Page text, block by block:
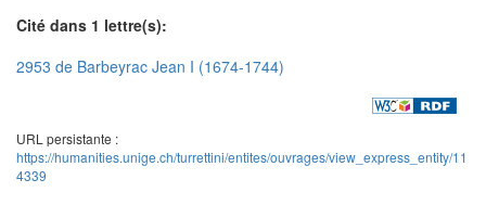
Cité dans 1 lettre(s):
2953 de Barbeyrac Jean I (1674-1744)
URL persistante :
https://humanities.unige.ch/turrettini/entites/ouvrages/view_express_entity/11
4339